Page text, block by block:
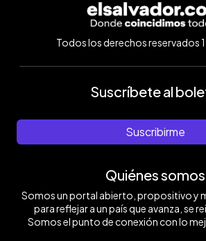
Todos los derechos reservados
Suscríbete al
Suscribirme
Quiénes somos
Somos un portal abierto, propositivo y
para reflejar a un país que avanza, se
Somos el punto de conexión con lo